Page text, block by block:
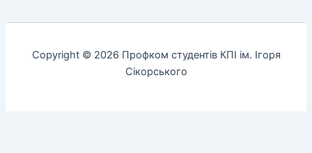
Copyright © 2026 Профком студентів КПІ ім. Ігоря
Сікорського